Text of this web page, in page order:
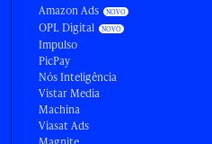
Amazon Ads
OPL Digital
Impulso
PicPay
Nós Inteligência
Vistar Media
Machina
Viasat Ads